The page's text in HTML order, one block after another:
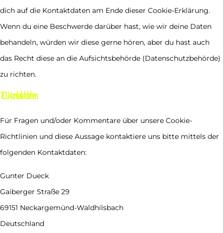
dich auf die Kontaktdaten am Ende dieser Cookie-Erklärung.
Wenn du eine Beschwerde darüber hast, wie wir deine Daten
behandeln, würden wir diese gerne hören, aber du hast auch
das Recht diese an die Aufsichtsbehörde (Datenschutzbehörde)
zu richten.
10. Kontaktdaten
Für Fragen und/oder Kommentare über unsere Cookie-
Richtlinien und diese Aussage kontaktiere uns bitte mittels der
folgenden Kontaktdaten:
Gunter Dueck
Gaiberger Straße 29
69151 Neckargemünd-Waldhilsbach
Deutschland